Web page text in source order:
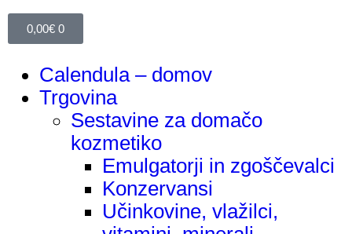
0,00€ 0
Calendula – domov
Trgovina
Sestavine za domačo
kozmetiko
Emulgatorji in zgoščevalci
Konzervansi
Učinkovine, vlažilci,